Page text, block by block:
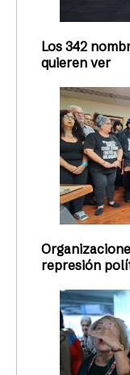
Los 342
quieren ver
represión